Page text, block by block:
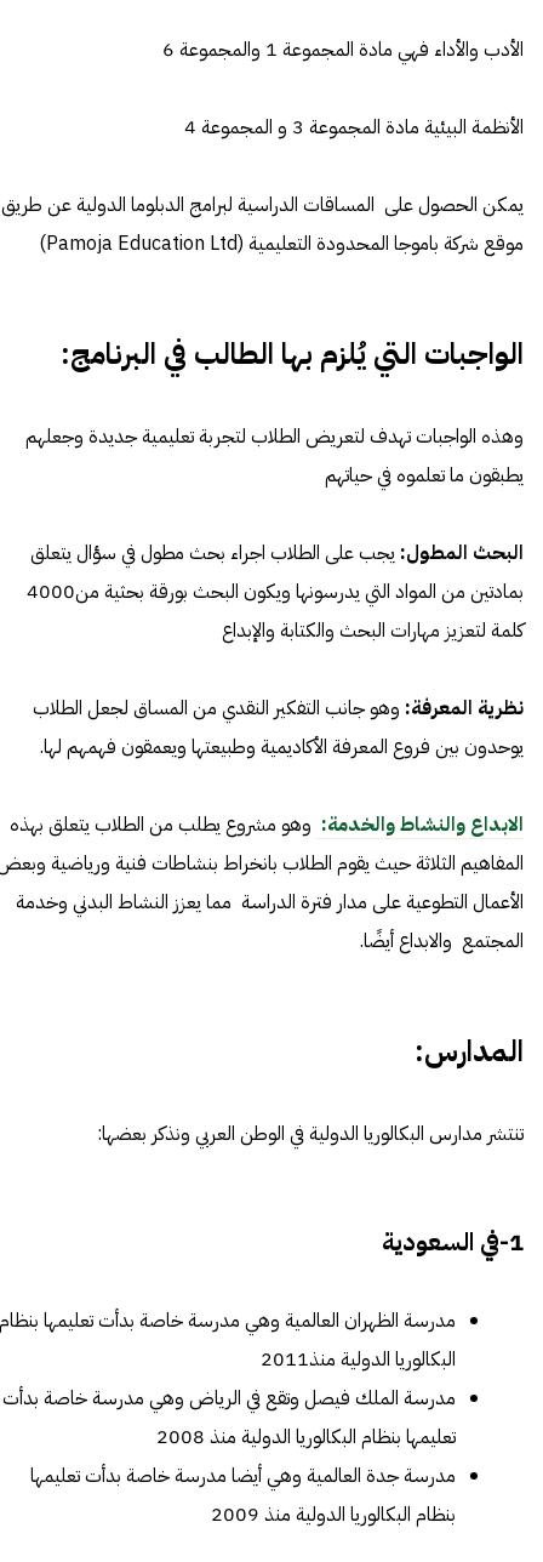
الأدب والأداء فهي مادة المجموعة 1 والمجموعة 6
الأنظمة البيئية مادة المجموعة 3 و المجموعة 4
يمكن الحصول على المساقات الدراسية لبرامج الدبلوما الدولية عن طريق
موقع شركة باموجا المحدودة التعليمية (Pamoja Education Ltd)
الواجبات التي يُلزم بها الطالب في البرنامج:
وهذه الواجبات تهدف لتعريض الطلاب لتجربة تعليمية جديدة وجعلهم
يطبقون ما تعلموه في حياتهم
البحث المطول: يجب على الطلاب اجراء بحث مطول في سؤال يتعلق
بمادتين من المواد التي يدرسونها ويكون البحث بورقة بحثية من4000
كلمة لتعزيز مهارات البحث والكتابة والإبداع
نظرية المعرفة: وهو جانب التفكير النقدي من المساق لجعل الطلاب
يوحدون بين فروع المعرفة الأكاديمية وطبيعتها ويعمقون فهمهم لها.
الابداع والنشاط والخدمة: وهو مشروع يطلب من الطلاب يتعلق بهذه
المفاهيم الثلاثة حيث يقوم الطلاب بانخراط بنشاطات فنية ورياضية
الأعمال التطوعية على مدار فترة الدراسة مما يعزز النشاط البدني وخدمة
المجتمع والابداع أيضًا.
المدارس:
تنتشر مدارس البكالوريا الدولية في الوطن العربي ونذكر بعضها:
1-في السعودية
مدرسة الظهران العالمية وهي مدرسة خاصة بدأت تعليمها بنظام
البكالوريا الدولية منذ2011
مدرسة الملك فيصل وتقع في الرياض وهي مدرسة خاصة بدأت
تعليمها بنظام البكالوريا الدولية منذ 2008
مدرسة جدة العالمية وهي أيضا مدرسة خاصة بدأت تعليمها
بنظام البكالوريا الدولية منذ 2009